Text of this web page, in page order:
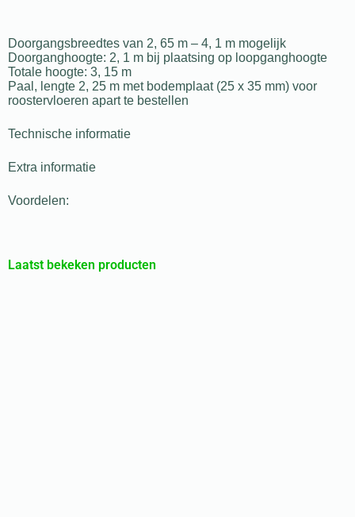
Doorgangsbreedtes van 2, 65 m – 4, 1 m mogelijk
Doorganghoogte: 2, 1 m bij plaatsing op loopganghoogte
Totale hoogte: 3, 15 m
Paal, lengte 2, 25 m met bodemplaat (25 x 35 mm) voor
roostervloeren apart te bestellen
Technische informatie
Extra informatie
Voordelen:
Laatst bekeken producten